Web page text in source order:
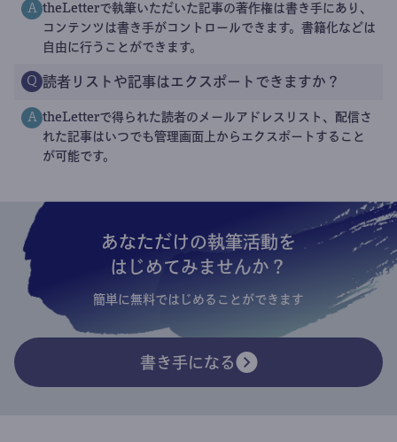
A theLetterで執筆いただいた記事の著作権は書き手にあり、
コンテンツは書き手がコントロールできます。書籍化などは
自由に行うことができます。
Q 読者リストや記事はエクスポートできますか？
A theLetterで得られた読者のメールアドレスリスト、配信さ
れた記事はいつでも管理画面上からエクスポートすること
が可能です。
あなただけの執筆活動を
はじめてみませんか？
簡単に無料ではじめることができます
書き手になる